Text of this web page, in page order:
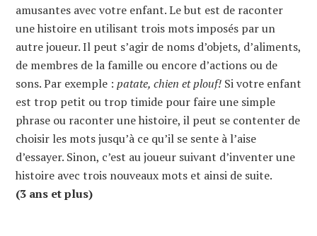
amusantes avec votre enfant. Le but est de raconter
une histoire en utilisant trois mots imposés par un
autre joueur. Il peut s’agir de noms d’objets, d’aliments,
de membres de la famille ou encore d’actions ou de
sons. Par exemple : patate, chien et plouf! Si votre enfant
est trop petit ou trop timide pour faire une simple
phrase ou raconter une histoire, il peut se contenter de
choisir les mots jusqu’à ce qu’il se sente à l’aise
d’essayer. Sinon, c’est au joueur suivant d’inventer une
histoire avec trois nouveaux mots et ainsi de suite.
(3 ans et plus)